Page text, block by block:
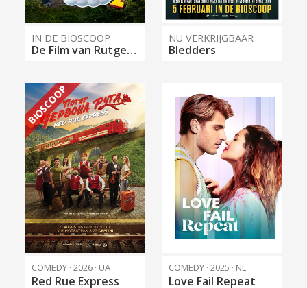
IN DE BIOSCOOP
De Film van Rutger, Thomas & Paco 2
NU VERKRIJGBAAR
Bledders
BIOSCOOP
COMEDY · 2026 · UA
Red Rue Express
COMEDY · 2025 · NL
Love Fail Repeat